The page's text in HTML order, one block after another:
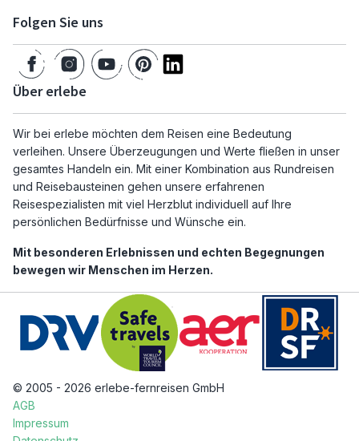
Folgen Sie uns
Über erlebe
Wir bei erlebe möchten dem Reisen eine Bedeutung
verleihen. Unsere Überzeugungen und Werte fließen in unser
gesamtes Handeln ein. Mit einer Kombination aus Rundreisen
und Reisebausteinen gehen unsere erfahrenen
Reisespezialisten mit viel Herzblut individuell auf Ihre
persönlichen Bedürfnisse und Wünsche ein.
Mit besonderen Erlebnissen und echten Begegnungen
bewegen wir Menschen im Herzen.
© 2005 - 2026 erlebe-fernreisen GmbH
AGB
Impressum